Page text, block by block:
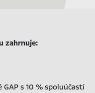
zahrnuje:
s 10 % spoluúčastí